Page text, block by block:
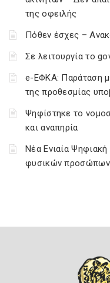
της οφειλής
Πόθεν έσχες –
Σε λειτουργία το
e-ΕΦΚΑ: Παράταση
της προθεσμίας
Ψηφίστηκε το
και αναπηρία
Νέα Ενιαία
φυσικών προσώπων